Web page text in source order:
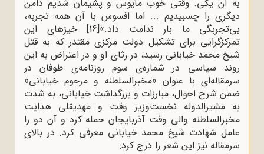
به آن یکی. وقتی خوب مأیوس و پشیمان شدیم دامن
دیگری را چسبیدیم ... اما افسوس با آن همه تجربه،
بی‌تجربگی ما بار ندامت داد.»[16]
خیزهای این
تمرکزگرایی برای تشکیل دولت مرکزی مقتدر که به قتل
شیخ محمد خیابانی رسید، در رثای او و در اعتراض به این
روند سیاسی در شماره‌ی سوم روزنامه‌ی طوفان در
سرمقاله‌ای با عنوان «مخبرالسلطنه و مرحوم خیابانی»
ضمن شرح احوال، مبارزات و بزرگداشت خیابانی، به شدت
به مشیرالدوله نخست‌وزیر وقت و مهدیقلی هدایت
مخبرالسلطنه والی وقت آذربایجان حمله کرد و آن دو را
عامل شهادت شیخ محمد خیابانی معرفی کرد. در بالای
سرمقاله نیز این شعر را درج کرد: